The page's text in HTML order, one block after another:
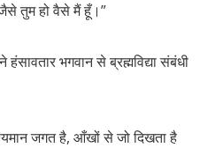
जैसे तुम हो वैसे मैं हूँ।”
भगवान से ब्रह्मविद्या संबंधी
जगत है, आँखों से जो दिखता है